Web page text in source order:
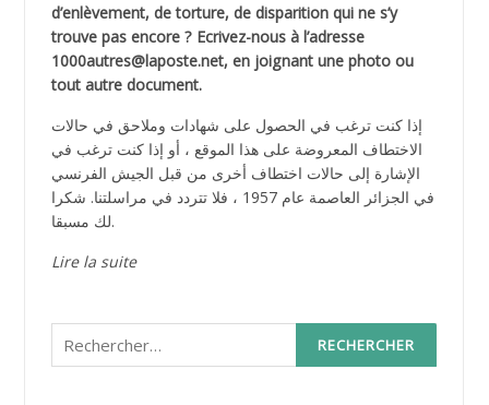
d’enlèvement, de torture, de disparition qui ne s’y
trouve pas encore ? Ecrivez-nous à l’adresse
1000autres@laposte.net, en joignant une photo ou
tout autre document.
إذا كنت ترغب في الحصول على شهادات وملاحق في حالات
الاختطاف المعروضة على هذا الموقع ، أو إذا كنت ترغب في
الإشارة إلى حالات اختطاف أخرى من قبل الجيش الفرنسي
في الجزائر العاصمة عام 1957 ، فلا تتردد في مراسلتنا. شكرا
لك مسبقا.
Lire la suite
Rechercher :